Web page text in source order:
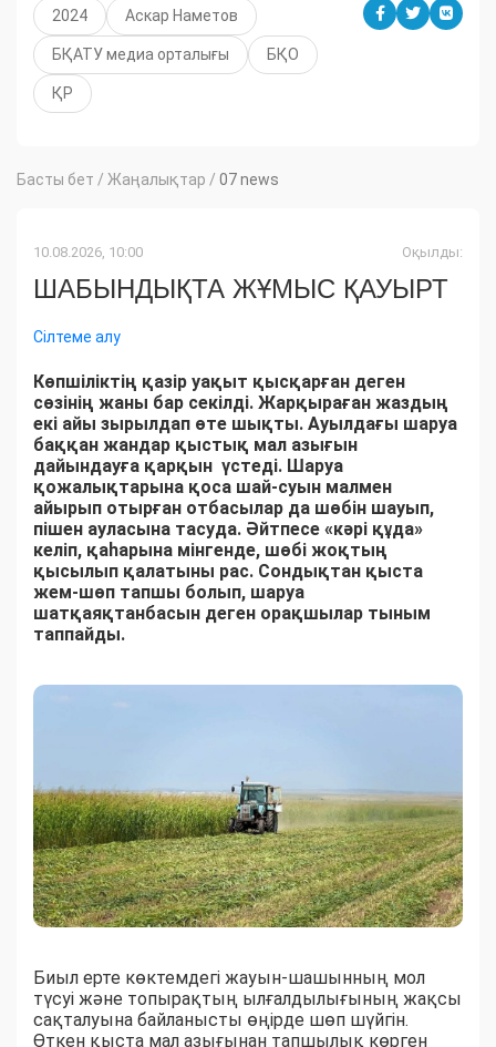
2024 Аскар Наметов
БҚАТУ медиа орталығы БҚО
ҚР
Басты бет / Жаңалықтар / 07 news
10.08.2026, 10:00 Оқылды:
ШАБЫНДЫҚТА ЖҰМЫС ҚАУЫРТ
Сілтеме алу
Көпшіліктің қазір уақыт қысқарған деген
сөзінің жаны бар секілді. Жарқыраған жаздың
екі айы зырылдап өте шықты. Ауылдағы шаруа
баққан жандар қыстық мал азығын
дайындауға қарқын үстеді. Шаруа
қожалықтарына қоса шай-суын малмен
айырып отырған отбасылар да шөбін шауып,
пішен ауласына тасуда. Әйтпесе «кәрі құда»
келіп, қаһарына мінгенде, шөбі жоқтың
қысылып қалатыны рас. Сондықтан қыста
жем-шөп тапшы болып, шаруа
шатқаяқтанбасын деген орақшылар тыным
таппайды.
Биыл ерте көктемдегі жауын-шашынның мол
түсуі және топырақтың ылғалдылығының жақсы
сақталуына байланысты өңірде шөп шүйгін.
Өткен қыста мал азығынан тапшылық көрген